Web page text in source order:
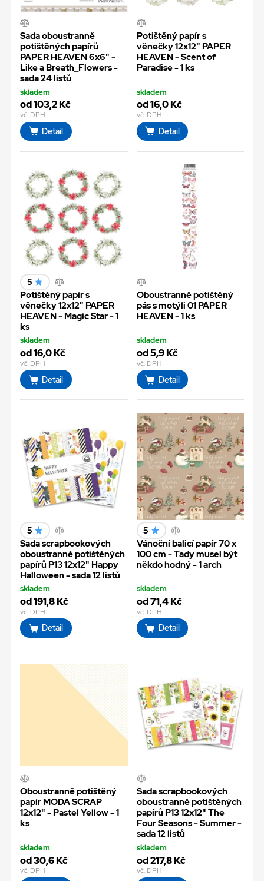
Sada oboustranně
potištěných papírů
PAPER HEAVEN 6x6" -
Like a Breath_Flowers -
sada 24 listů
skladem
od 103,2 Kč
vč. DPH
Detail
Potištěný papír s
věnečky 12x12" PAPER
HEAVEN - Scent of
Paradise - 1 ks
skladem
od 16,0 Kč
vč. DPH
Detail
5
Potištěný papír s
věnečky 12x12" PAPER
HEAVEN - Magic Star - 1
ks
skladem
od 16,0 Kč
vč. DPH
Detail
Oboustranně potištěný
pás s motýli 01 PAPER
HEAVEN - 1 ks
skladem
od 5,9 Kč
vč. DPH
Detail
5
Sada scrapbookových
oboustranně potištěných
papírů P13 12x12" Happy
Halloween - sada 12 listů
skladem
od 191,8 Kč
vč. DPH
Detail
5
Vánoční balicí papír 70 x
100 cm - Tady musel být
někdo hodný - 1 arch
skladem
od 71,4 Kč
vč. DPH
Detail
Oboustranně potištěný
papír MODA SCRAP
12x12" - Pastel Yellow - 1
ks
skladem
od 30,6 Kč
vč. DPH
Sada scrapbookových
oboustranně potištěných
papírů P13 12x12" The
Four Seasons - Summer -
sada 12 listů
skladem
od 217,8 Kč
vč. DPH